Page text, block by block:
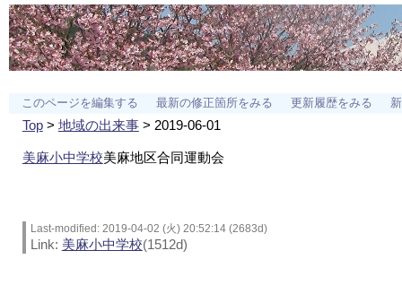
このページを編集する 最新の修正箇所をみる 更新履歴をみる
Top> 地域の出来事> 2019-06-01
美麻小中学校美麻地区合同運動会
Last-modified: 2019-04-02 (火) 20:52:14 (2683d)
Link: 美麻小中学校(1512d)